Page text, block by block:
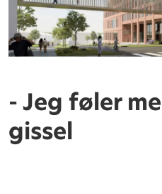
- Jeg føler
gissel